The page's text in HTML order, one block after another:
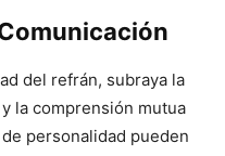
del refrán, subraya la
la comprensión mutua
personalidad pueden